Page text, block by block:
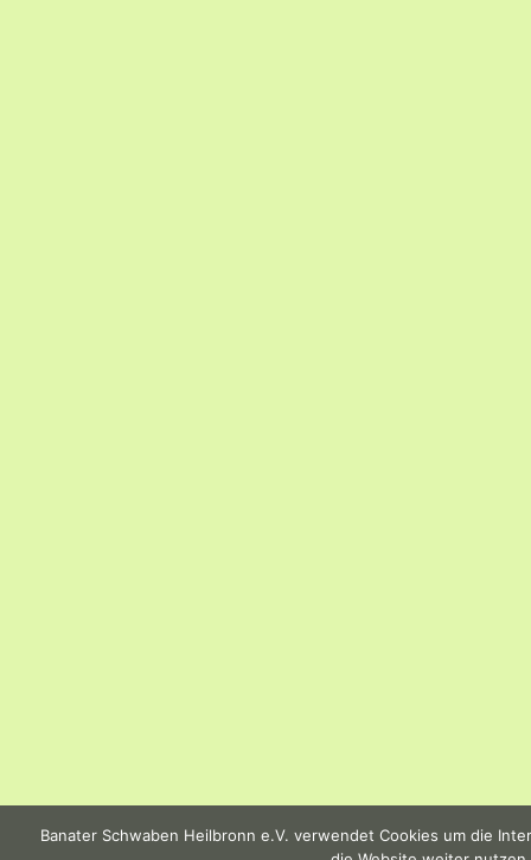
Banater Schwaben Heilbronn e.V. verwendet Cookies um die